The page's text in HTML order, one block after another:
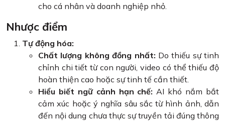
cho cá nhân và doanh nghiệp nhỏ.
Nhược điểm
Tự động hóa:
Chất lượng không đồng nhất: Do thiếu sự tinh
chỉnh chi tiết từ con người, video có thể thiếu độ
hoàn thiện cao hoặc sự tinh tế cần thiết.
Hiểu biết ngữ cảnh hạn chế: AI khó nắm bắt
cảm xúc hoặc ý nghĩa sâu sắc từ hình ảnh, dẫn
đến nội dung chưa thực sự truyền tải đúng thông